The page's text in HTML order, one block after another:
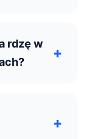
rdzę w